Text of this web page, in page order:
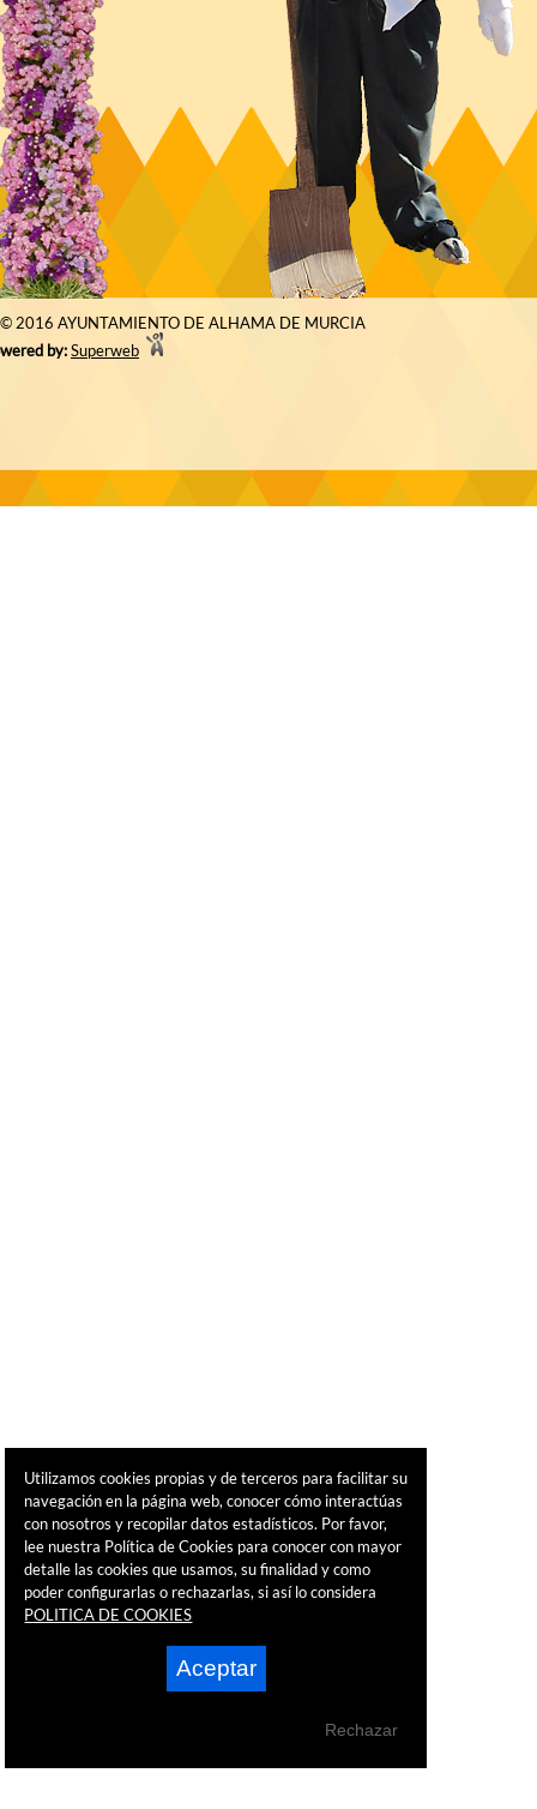
© 2016 AYUNTAMIENTO DE ALHAMA DE MURCIA
by:Superweb
Utilizamos cookies propias y de terceros para facilitar su
navegación en la página web, conocer cómo interactúas
con nosotros y recopilar datos estadísticos. Por favor,
lee nuestra Política de Cookies para conocer con mayor
detalle las cookies que usamos, su finalidad y como
poder configurarlas o rechazarlas, si así lo considera
POLITICA DE COOKIES
Aceptar
Rechazar